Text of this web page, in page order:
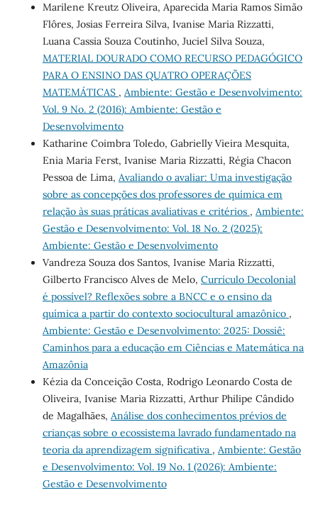
Marilene Kreutz Oliveira, Aparecida Maria Ramos Simão
Flôres, Josias Ferreira Silva, Ivanise Maria Rizzatti,
Luana Cassia Souza Coutinho, Juciel Silva Souza,
MATERIAL DOURADO COMO RECURSO PEDAGÓGICO
PARA O ENSINO DAS QUATRO OPERAÇÕES
MATEMÁTICAS , Ambiente: Gestão e Desenvolvimento:
Vol. 9 No. 2 (2016): Ambiente: Gestão e
Desenvolvimento
Katharine Coimbra Toledo, Gabrielly Vieira Mesquita,
Enia Maria Ferst, Ivanise Maria Rizzatti, Régia Chacon
Pessoa de Lima, Avaliando o avaliar: Uma investigação
sobre as concepções dos professores de química em
relação às suas práticas avaliativas e critérios , Ambiente:
Gestão e Desenvolvimento: Vol. 18 No. 2 (2025):
Ambiente: Gestão e Desenvolvimento
Vandreza Souza dos Santos, Ivanise Maria Rizzatti,
Gilberto Francisco Alves de Melo, Currículo Decolonial
é possível? Reflexões sobre a BNCC e o ensino da
química a partir do contexto sociocultural amazônico ,
Ambiente: Gestão e Desenvolvimento: 2025: Dossiê:
Caminhos para a educação em Ciências e Matemática na
Amazônia
Kézia da Conceição Costa, Rodrigo Leonardo Costa de
Oliveira, Ivanise Maria Rizzatti, Arthur Philipe Cândido
de Magalhães, Análise dos conhecimentos prévios de
crianças sobre o ecossistema lavrado fundamentado na
teoria da aprendizagem significativa , Ambiente: Gestão
e Desenvolvimento: Vol. 19 No. 1 (2026): Ambiente:
Gestão e Desenvolvimento